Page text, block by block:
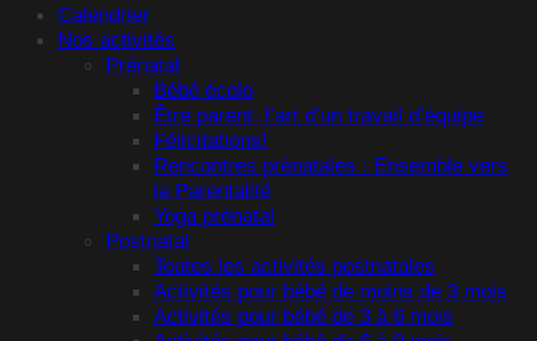
Calendrier
Nos activités
Prénatal
Bébé écolo
Être parent, l’art d’un travail d’équipe
Félicitations!
Rencontres prénatales : Ensemble vers
la Parentalité
Yoga prénatal
Postnatal
Toutes les activités postnatales
Activités pour bébé de moins de 3 mois
Activités pour bébé de 3 à 6 mois